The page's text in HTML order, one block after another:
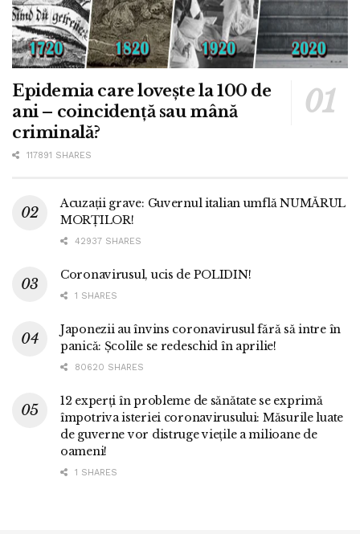
Epidemia care lovește la 100 de
ani – coincidență sau mână
criminală?
117891 SHARES
Acuzații grave: Guvernul italian umflă NUMĂRUL
MORȚILOR!
42937 SHARES
Coronavirusul, ucis de POLIDIN!
1 SHARES
Japonezii au învins coronavirusul fără să intre în
panică: Școlile se redeschid în aprilie!
80620 SHARES
12 experți în probleme de sănătate se exprimă
împotriva isteriei coronavirusului: Măsurile luate
de guverne vor distruge viețile a milioane de
oameni!
1 SHARES